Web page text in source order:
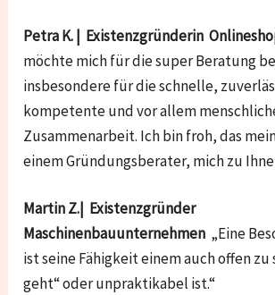
Petra K. | Existenzgründerin
möchte mich für die super Beratung
insbesondere für die schnelle,
kompetente und vor allem
Zusammenarbeit. Ich bin froh, das
einem Gründungsberater, mich zu
Martin Z.| Existenzgründer
Maschinenbauunternehmen „Eine
ist seine Fähigkeit einem auch offen zu
geht“ oder unpraktikabel ist.“